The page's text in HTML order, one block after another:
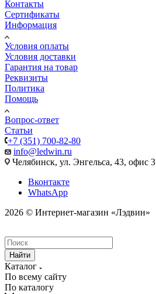
Контакты
Сертификаты
Информация
Условия оплаты
Условия доставки
Гарантия на товар
Реквизиты
Политика
Помощь
Вопрос-ответ
Статьи
+7 (351) 700-82-80
info@ledwin.ru
Челябинск, ул. Энгельса, 43, офис 3
Вконтакте
WhatsApp
2026 © Интернет-магазин «Лэдвин»
Найти
Каталог
По всему сайту
По каталогу